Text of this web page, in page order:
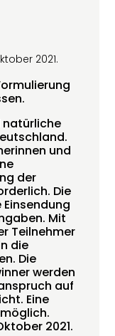
2021.
und
der
Die
Mit
Teilnehmer
die
Die
werden
auf
Eine
2021.